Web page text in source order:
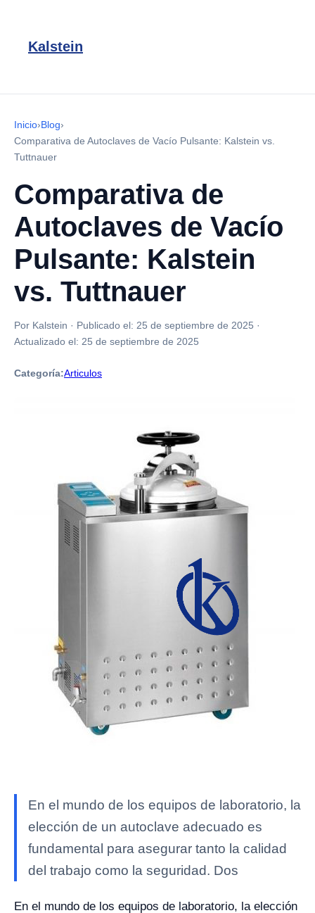
Kalstein
Inicio›Blog›
Comparativa de Autoclaves de Vacío Pulsante: Kalstein vs.
Tuttnauer
Comparativa de
Autoclaves de Vacío
Pulsante: Kalstein
vs. Tuttnauer
Por Kalstein · Publicado el: 25 de septiembre de 2025 ·
Actualizado el: 25 de septiembre de 2025
Categoría:Articulos
En el mundo de los equipos de laboratorio, la
elección de un autoclave adecuado es
fundamental para asegurar tanto la calidad
del trabajo como la seguridad. Dos
En el mundo de los equipos de laboratorio, la elección